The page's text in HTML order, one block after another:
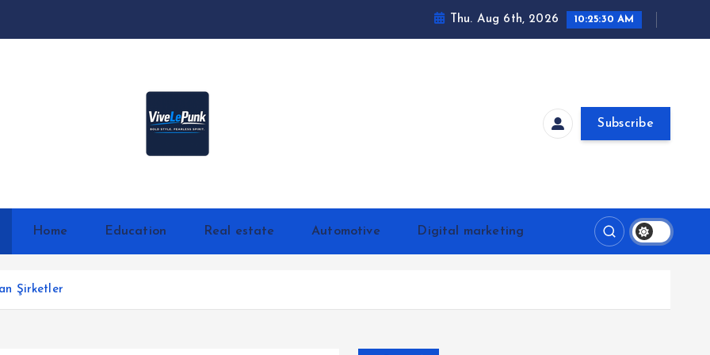
Thu. Aug 6th, 2026 10:25:31 AM
Subscribe
Home Education Real estate Automotive Digital marketing
Şirketler